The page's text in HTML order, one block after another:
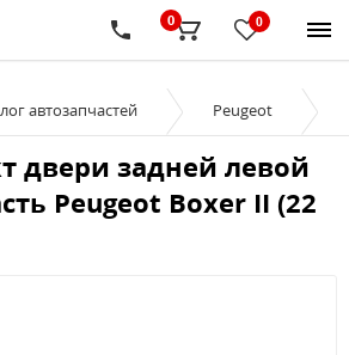
0
0
автозапчастей Peugeot
двери задней левой
Peugeot Boxer II (22